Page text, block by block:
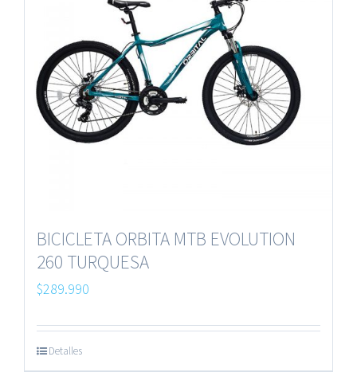
BICICLETA ORBITA MTB EVOLUTION
260 TURQUESA
$289.990
Detalles